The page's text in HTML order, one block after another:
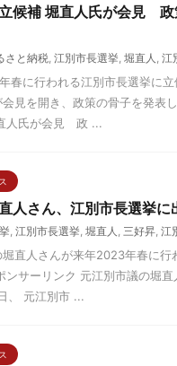
候補 堀直人氏が会見
さと納税, 江別市長選挙, 堀直人 , 江
春に行われる江別市長選挙に
見を開き、政策の骨子を発表
人氏が会見 政 ...
人さん、江別市長選挙に
, 江別市長選挙, 堀直人 , 三好昇, 江
直人さんが来年2023年春に行
ンサーリンク 元江別市議の堀
、 元江別市 ...